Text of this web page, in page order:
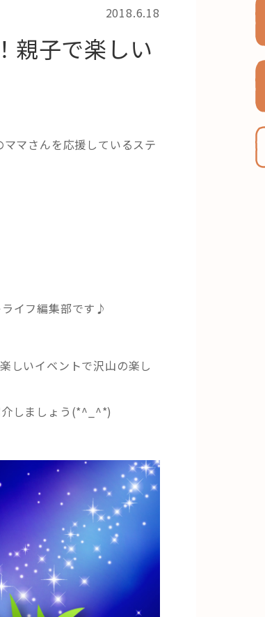
2018.6.18
親子で楽しい
マさんを応援しているステ
イフ編集部です♪
しいイベントで沢山の楽し
しましょう(*^_^*)